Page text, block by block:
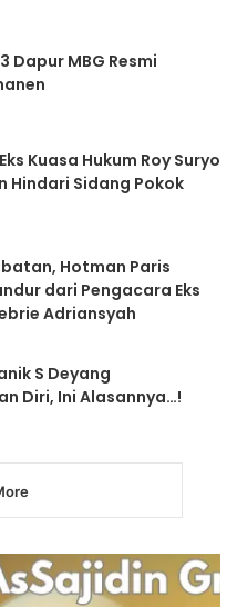
Dapur MBG Resmi
Kuasa Hukum Roy Suryo
Hindari Sidang Pokok
Hotman Paris
dari Pengacara Eks
Adriansyah
S Deyang
Diri, Ini Alasannya…!